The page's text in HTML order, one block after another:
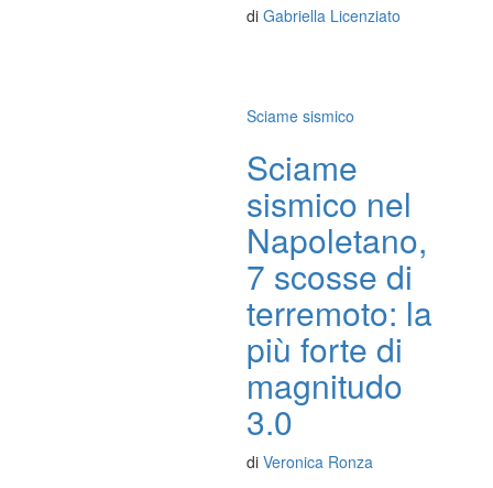
di Gabriella Licenziato
Sciame sismico
Sciame
sismico nel
Napoletano,
7 scosse di
terremoto: la
più forte di
magnitudo
3.0
di Veronica Ronza